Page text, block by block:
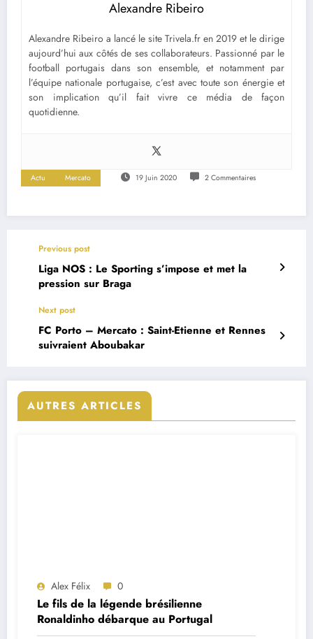
Alexandre Ribeiro
Alexandre Ribeiro a lancé le site Trivela.fr en 2019 et le dirige
aujourd’hui aux côtés de ses collaborateurs. Passionné par le
football portugais dans son ensemble, et notamment par
l’équipe nationale portugaise, c’est avec toute son énergie et
son implication qu’il fait vivre ce média de façon
quotidienne.
Actu Mercato 19 Juin 2020 2 Commentaires
Previous post
Liga NOS : Le Sporting s’impose et met la
pression sur Braga
Next post
FC Porto – Mercato : Saint-Etienne et Rennes
suivraient Aboubakar
AUTRES ARTICLES
Alex Félix 0
Le fils de la légende brésilienne
Ronaldinho débarque au Portugal